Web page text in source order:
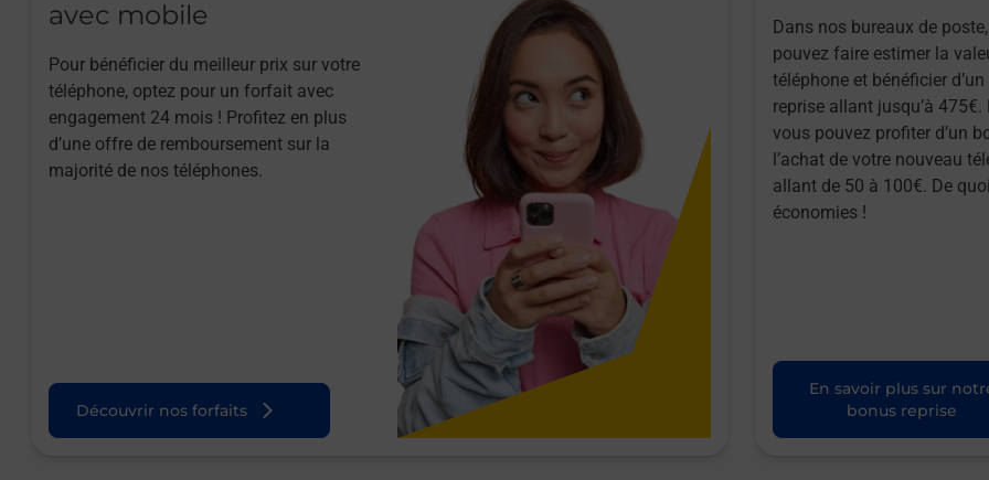
avec mobile
Pour bénéficier du meilleur prix sur votre
téléphone, optez pour un forfait avec
engagement 24 mois ! Profitez en plus
d’une offre de remboursement sur la
majorité de nos téléphones.
Découvrir nos forfaits
Dans nos bureaux de
pouvez faire estimer la
téléphone et bénéficier
reprise allant jusqu’à 475€.
vous pouvez profiter d’un
l’achat de votre nouveau
allant de 50 à 100€. De
économies !
En savoir plus sur
bonus reprise